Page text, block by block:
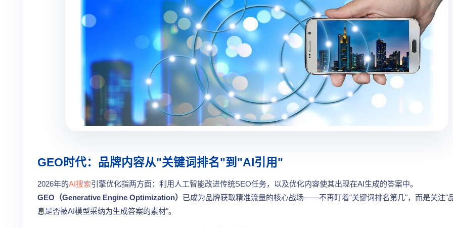
GEO时代：品牌内容从"关键词排名"到"AI引用"
2026年的AI搜索引擎优化指两方面：利用人工智能改进传统SEO任务，以及优化内容使其出现在AI生成的答案中。
GEO（Generative Engine Optimization） 已成为品牌获取精准流量的核心战场——不再盯着"关键词排名第几"，而是关注"
息是否被AI模型采纳为生成答案的素材"。